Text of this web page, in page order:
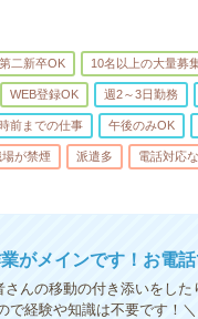
二新卒OK 10名以上の大量募
WEB登録OK 週2～3日勤務
前までの仕事 午後のみOK
場が禁煙 派遣多 電話対応
がメインです！お電話
んの移動の付き添いをした
経験や知識は不要です！